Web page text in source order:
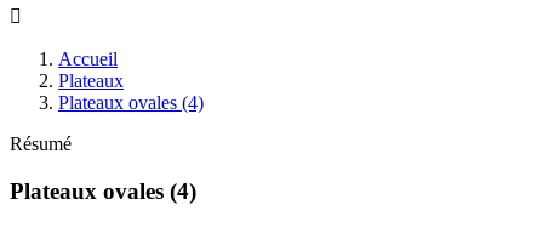

Accueil
Plateaux
Plateaux ovales (4)
Résumé
Plateaux ovales (4)